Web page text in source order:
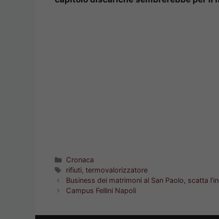
Categorie
Cronaca
Tag
rifiuti,termovalorizzatore
Business dei matrimoni al San Paolo, scatta
Campus Fellini Napoli